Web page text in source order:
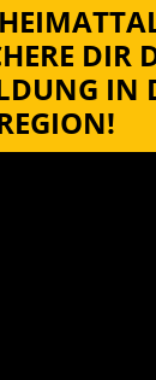
DIR
IN